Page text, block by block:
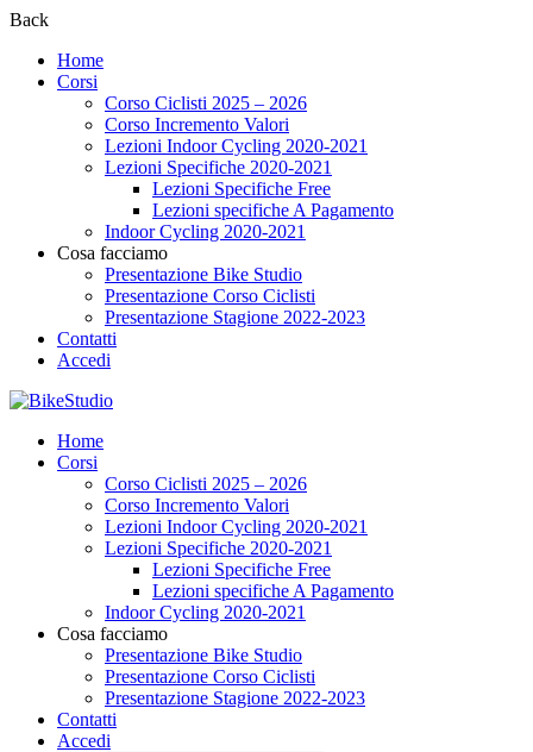
Back
Home
Corsi
Corso Ciclisti 2025 – 2026
Corso Incremento Valori
Lezioni Indoor Cycling 2020-2021
Lezioni Specifiche 2020-2021
Lezioni Specifiche Free
Lezioni specifiche A Pagamento
Indoor Cycling 2020-2021
Cosa facciamo
Presentazione Bike Studio
Presentazione Corso Ciclisti
Presentazione Stagione 2022-2023
Contatti
Accedi
Home
Corsi
Corso Ciclisti 2025 – 2026
Corso Incremento Valori
Lezioni Indoor Cycling 2020-2021
Lezioni Specifiche 2020-2021
Lezioni Specifiche Free
Lezioni specifiche A Pagamento
Indoor Cycling 2020-2021
Cosa facciamo
Presentazione Bike Studio
Presentazione Corso Ciclisti
Presentazione Stagione 2022-2023
Contatti
Accedi